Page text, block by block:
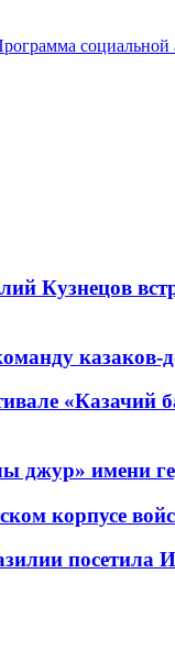
социальной
Кузнецов
«Казачий
джур» имени
корпусе
посетила